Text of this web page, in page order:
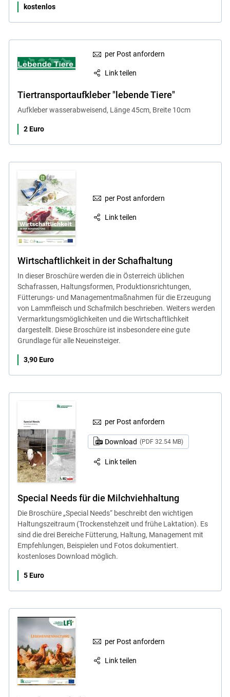
kostenlos
per Post anfordern
Link teilen
Tiertransportaufkleber "lebende Tiere"
Aufkleber wasserabweisend, Länge 45cm, Breite 10cm
2 Euro
per Post anfordern
Link teilen
Wirtschaftlichkeit in der Schafhaltung
In dieser Broschüre werden die in Österreich üblichen
Schafrassen, Haltungsformen, Produktionsrichtungen,
Fütterungs- und Managementmaßnahmen für die Erzeugung
von Lammfleisch und Schafmilch beschrieben. Weiters werden
Vermarktungsmöglichkeiten und die Wirtschaftlichkeit
dargestellt. Diese Broschüre ist insbesondere eine gute
Grundlage für alle Neueinsteiger.
3,90 Euro
per Post anfordern
Download (PDF 32.54 MB)
Link teilen
Special Needs für die Milchviehhaltung
Die Broschüre „Special Needs“ beschreibt den wichtigen
Haltungszeitraum (Trockenstehzeit und frühe Laktation). Es
sind die drei Bereiche Fütterung, Haltung, Management mit
Empfehlungen, Beispielen und Fotos dokumentiert.
kostenloses Download möglich.
5 Euro
per Post anfordern
Link teilen